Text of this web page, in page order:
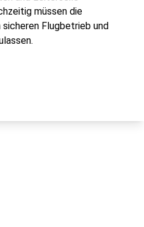
müssen die
Flugbetrieb und